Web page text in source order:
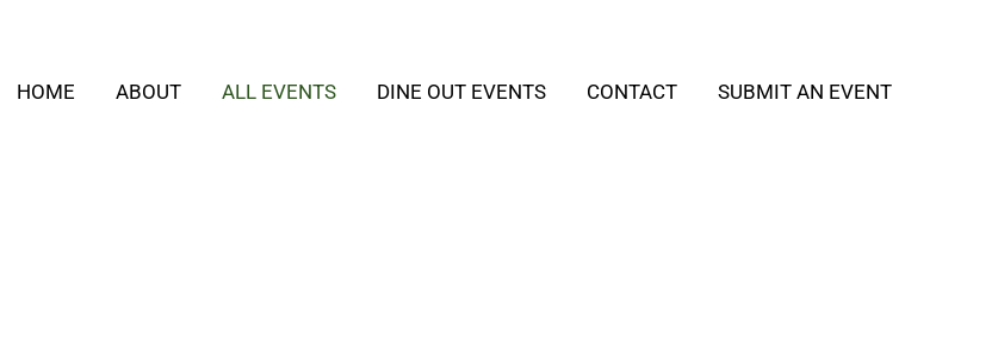
HOME ABOUT ALL EVENTS DINE OUT EVENTS CONTACT SUBMIT AN EVENT